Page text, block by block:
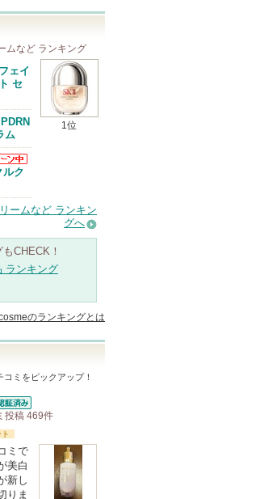
ムなど ランキング
1位
フェイ
セ
PDRN
ム
ルか
ルク
ームなど ランキン
グへ
CHECK！
ランキング
のランキングとは
コミをピックアップ！
投稿 469件
ミで
美白
新し
りま